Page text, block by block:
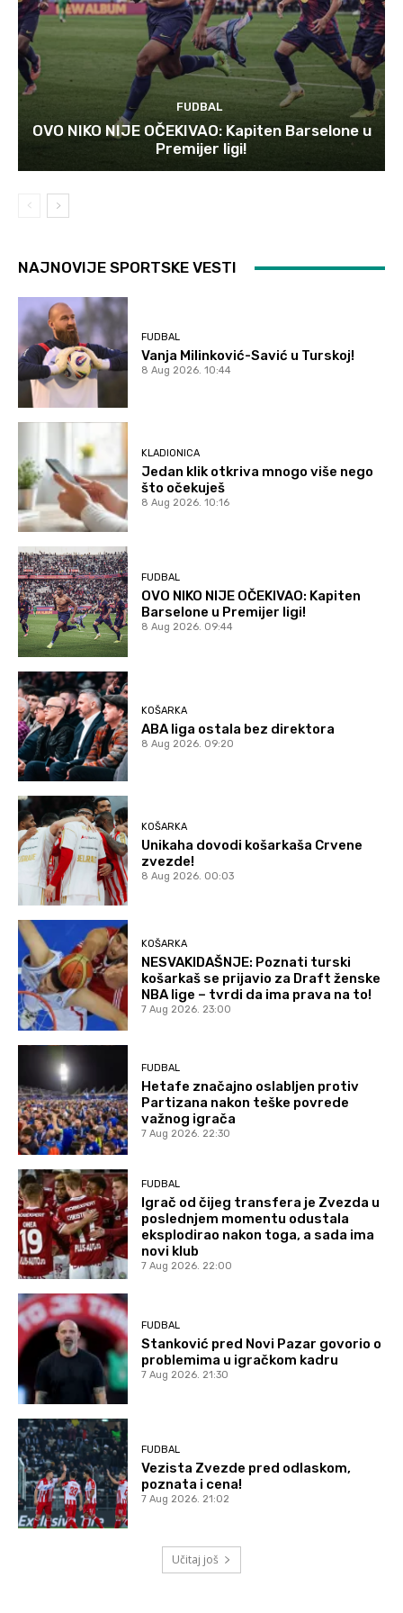
FUDBAL
OVO NIKO NIJE OČEKIVAO: Kapiten Barselone u
Premijer ligi!
NAJNOVIJE SPORTSKE VESTI
FUDBAL
Vanja Milinković-Savić u Turskoj!
8 Aug 2026. 10:44
KLADIONICA
Jedan klik otkriva mnogo više nego
što očekuješ
8 Aug 2026. 10:16
FUDBAL
OVO NIKO NIJE OČEKIVAO: Kapiten
Barselone u Premijer ligi!
8 Aug 2026. 09:44
KOŠARKA
ABA liga ostala bez direktora
8 Aug 2026. 09:20
KOŠARKA
Unikaha dovodi košarkaša Crvene
zvezde!
8 Aug 2026. 00:03
KOŠARKA
NESVAKIDAŠNJE: Poznati turski
košarkaš se prijavio za Draft ženske
NBA lige – tvrdi da ima prava na to!
7 Aug 2026. 23:00
FUDBAL
Hetafe značajno oslabljen protiv
Partizana nakon teške povrede
važnog igrača
7 Aug 2026. 22:30
FUDBAL
Igrač od čijeg transfera je Zvezda u
poslednjem momentu odustala
eksplodirao nakon toga, a sada ima
novi klub
7 Aug 2026. 22:00
FUDBAL
Stanković pred Novi Pazar govorio o
problemima u igračkom kadru
7 Aug 2026. 21:30
FUDBAL
Vezista Zvezde pred odlaskom,
poznata i cena!
7 Aug 2026. 21:02
Učitaj još